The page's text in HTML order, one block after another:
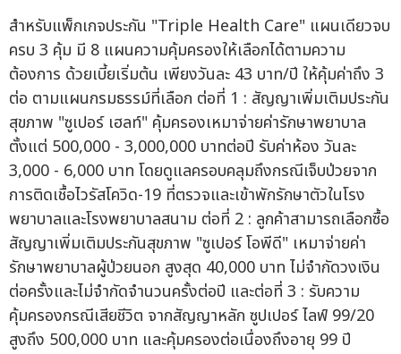
สำหรับแพ็กเกจประกัน "Triple Health Care" แผนเดียวจบ
ครบ 3 คุ้ม มี 8 แผนความคุ้มครองให้เลือกได้ตามความ
ต้องการ ด้วยเบี้ยเริ่มต้น เพียงวันละ 43 บาท/ปี ให้คุ้มค่าถึง 3
ต่อ ตามแผนกรมธรรม์ที่เลือก ต่อที่ 1 : สัญญาเพิ่มเติมประกัน
สุขภาพ "ซูเปอร์ เฮลท์" คุ้มครองเหมาจ่ายค่ารักษาพยาบาล
ตั้งแต่ 500,000 - 3,000,000 บาทต่อปี รับค่าห้อง วันละ
3,000 - 6,000 บาท โดยดูแลครอบคลุมถึงกรณีเจ็บป่วยจาก
การติดเชื้อไวรัสโควิด-19 ที่ตรวจและเข้าพักรักษาตัวในโรง
พยาบาลและโรงพยาบาลสนาม ต่อที่ 2 : ลูกค้าสามารถเลือกซื้อ
สัญญาเพิ่มเติมประกันสุขภาพ "ซูเปอร์ โอพีดี" เหมาจ่ายค่า
รักษาพยาบาลผู้ป่วยนอก สูงสุด 40,000 บาท ไม่จำกัดวงเงิน
ต่อครั้งและไม่จำกัดจำนวนครั้งต่อปี และต่อที่ 3 : รับความ
คุ้มครองกรณีเสียชีวิต จากสัญญาหลัก ซูปเปอร์ ไลฟ์ 99/20
สูงถึง 500,000 บาท และคุ้มครองต่อเนื่องถึงอายุ 99 ปี